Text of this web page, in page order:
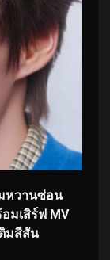
หวานซ่อน
อมเสิร์ฟ MV
มสีสัน